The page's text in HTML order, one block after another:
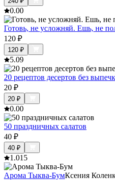
0.00
Готовь, не усложняй. Ешь, не
120 ₽
120 ₽
5.09
20 рецептов десертов без
20 ₽
20 ₽
0.00
50 праздничных салатов
40 ₽
40 ₽
1.015
Арома Тыква-БумКсения